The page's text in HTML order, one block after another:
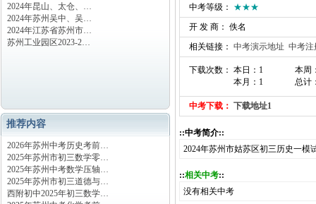
2024年昆山、太仓、…
2024年苏州吴中、吴…
2024年江苏省苏州市…
苏州工业园区2023-2…
推荐内容
2026年苏州中考历史考前…
2025年苏州市初三数学零…
2025年苏州中考数学压轴…
2025年苏州市初三道德与…
西附初中2025年初三数学…
中考等级： ★★★
开 发 商： 佚名
相关链接： 中考演示地址 中考注
下载次数： 本日：1
本月：1
本周
总计
中考下载： 下载地址1
::中考简介::
2024年苏州市姑苏区初三历史一模
::相关中考::
没有相关中考